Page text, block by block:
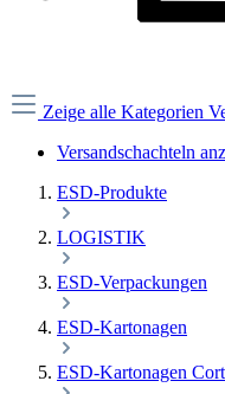
Zeige alle Kategorien
Versandschachteln
ESD-Produkte
LOGISTIK
ESD-Verpackungen
ESD-Kartonagen
ESD-Kartonagen